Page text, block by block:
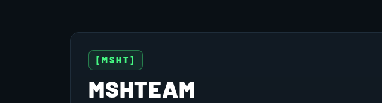
[MSHT]
MSHTEAM